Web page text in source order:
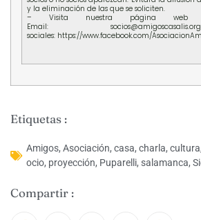
y la eliminación de las que se soliciten.
– Visita nuestra página web
Email: socios@amigoscasalis.org
sociales: https://www.facebook.com/
Etiquetas :
Amigos, Asociación, casa, charla, cultura
ocio, proyección, Puparelli, salamanca,
Compartir :